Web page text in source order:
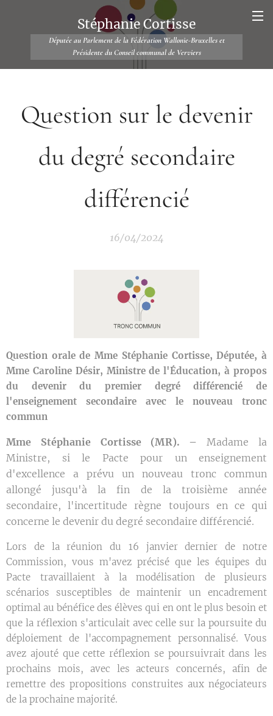
Stéphanie Cortisse
Députée au Parlement de la Fédération Wallonie-Bruxelles et
Présidente du Conseil communal de Verviers
Question sur le devenir
du degré secondaire
différencié
16/04/2024
Question orale de Mme Stéphanie Cortisse, Députée, à
Mme Caroline Désir, Ministre de l'Éducation, à propos
du devenir du premier degré différencié de
l'enseignement secondaire avec le nouveau tronc
commun
Mme Stéphanie Cortisse (MR). –Madame la
Ministre, si le Pacte pour un enseignement
d'excellence a prévu un nouveau tronc commun
allongé jusqu'à la fin de la troisième année
secondaire, l'incertitude règne toujours en ce qui
concerne le devenir du degré secondaire différencié.
Lors de la réunion du 16 janvier dernier de notre
Commission, vous m'avez précisé que les équipes du
Pacte travaillaient à la modélisation de plusieurs
scénarios susceptibles de maintenir un encadrement
optimal au bénéfice des élèves qui en ont le plus besoin et
que la réflexion s'articulait avec celle sur la poursuite du
déploiement de l'accompagnement personnalisé. Vous
avez ajouté que cette réflexion se poursuivrait dans les
prochains mois, avec les acteurs concernés, afin de
remettre des propositions construites aux négociateurs
de la prochaine majorité.